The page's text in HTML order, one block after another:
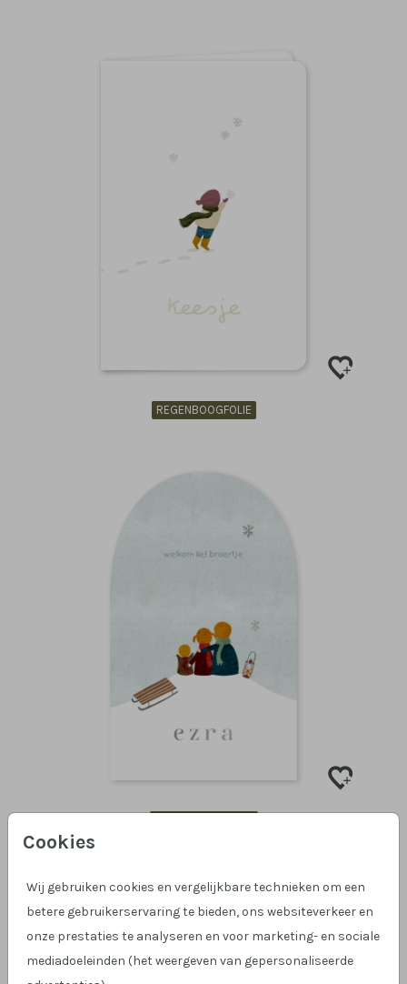
Cookies
Wij gebruiken cookies en vergelijkbare technieken om een
betere gebruikerservaring te bieden, ons websiteverkeer en
onze prestaties te analyseren en voor marketing- en sociale
mediadoeleinden (het weergeven van gepersonaliseerde
REGENBOOGFOLIE